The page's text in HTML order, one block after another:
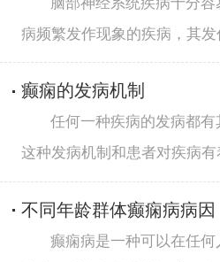
病频繁发作现象的疾病，其发
癫痫的发病机制
任何一种疾病的发病都
这种发病机制和患者对疾病有
不同年龄群体癫痫病病因
癫痫病是一种可以在任